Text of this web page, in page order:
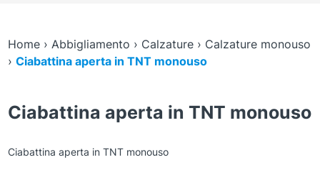
Home› Abbigliamento › Calzature› Calzature monouso
› Ciabattina aperta in TNT monouso
Ciabattina aperta in TNT monouso
Ciabattina aperta in TNT monouso